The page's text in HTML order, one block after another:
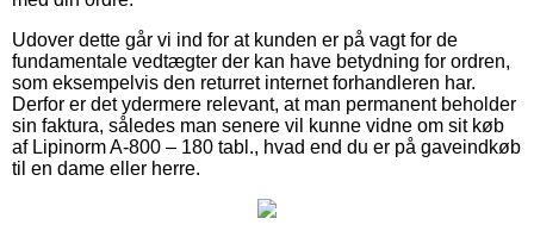
Udover dette går vi ind for at kunden er på vagt for de
fundamentale vedtægter der kan have betydning for ordren,
som eksempelvis den returret internet forhandleren har.
Derfor er det ydermere relevant, at man permanent beholder
sin faktura, således man senere vil kunne vidne om sit køb
af Lipinorm A-800 – 180 tabl., hvad end du er på gaveindkøb
til en dame eller herre.